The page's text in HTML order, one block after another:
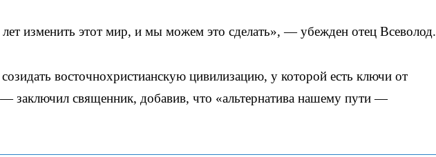
изменить этот мир, и мы можем это сделать», — убежден отец Всеволод.
восточнохристианскую цивилизацию, у которой есть ключи от
заключил священник, добавив, что «альтернатива нашему пути —